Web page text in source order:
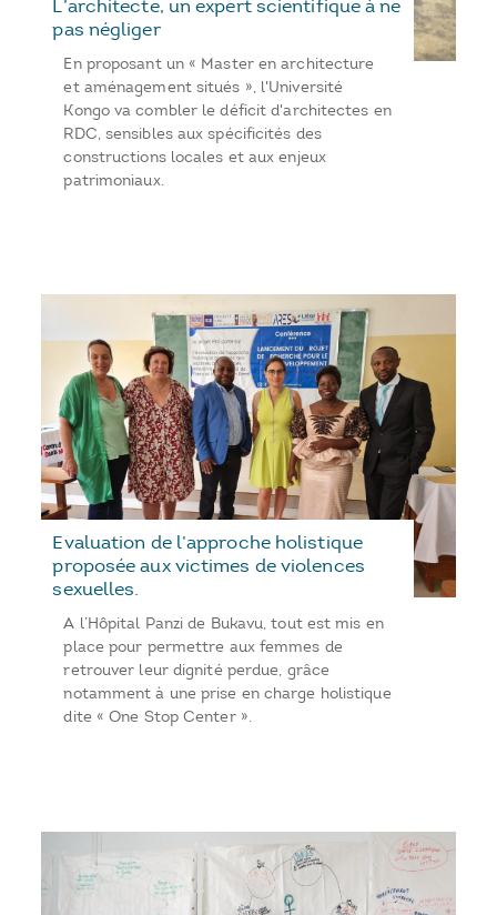
L’architecte, un expert scientifique à ne
pas négliger
En proposant un « Master en architecture
et aménagement situés », l'Université
Kongo va combler le déficit d'architectes en
RDC, sensibles aux spécificités des
constructions locales et aux enjeux
patrimoniaux.
Evaluation de l’approche holistique
proposée aux victimes de violences
sexuelles.
A l’Hôpital Panzi de Bukavu, tout est mis en
place pour permettre aux femmes de
retrouver leur dignité perdue, grâce
notamment à une prise en charge holistique
dite « One Stop Center ».